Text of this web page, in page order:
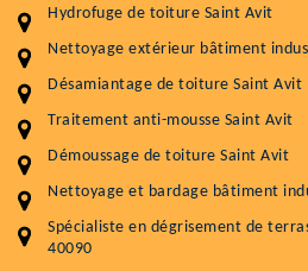
Hydrofuge de toiture Saint Avit
Nettoyage extérieur bâtiment
Désamiantage de toiture Saint Avit
Traitement anti-mousse Saint Avit
Démoussage de toiture Saint Avit
Nettoyage et bardage bâtiment
Spécialiste en dégrisement de
40090
Service
Nettoyageb toiture
Démoussage toiture
Traitement hydrofuge toiture
Artisant local recommander